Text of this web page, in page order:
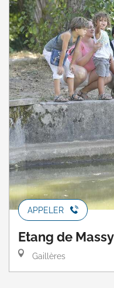
APPELER
Etang de Massy
Gaillères